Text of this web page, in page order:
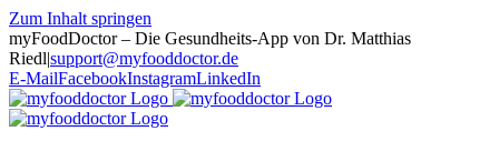
Zum Inhalt springen
myFoodDoctor – Die Gesundheits-App von Dr. Matthias
Riedl|support@myfooddoctor.de
E-MailFacebookInstagramLinkedIn